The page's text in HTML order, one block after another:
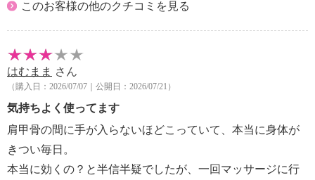
・医師からマッサージを禁じられている人
含む。）など）
・自分で意思表示できない方や身体の不自由な方には
使用させない。
・次のような人は必ず医師と相談の上使用する。
・ペースメーカーなどの電磁障害の影響を受けやす
い体内植込み型医用電気機器を使用している人
・悪性腫瘍のある人
・心臓に障害のある人
このお客様の他のクチコミを見る
はむまま さん
（購入日：2026/07/07｜公開日：2026/07/21）
気持ちよく使ってます
肩甲骨の間に手が入らないほどこっていて、本当に身体が
きつい毎日。
本当に効くの？と半信半疑でしたが、一回マッサージに行